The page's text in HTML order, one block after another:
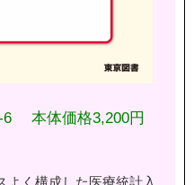
6 本体価格3,200円